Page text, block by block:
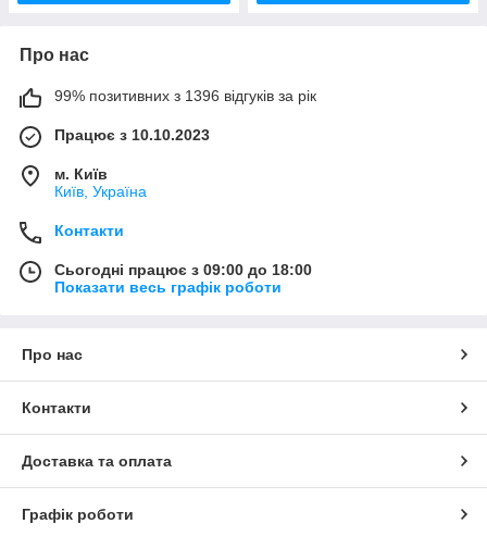
Про нас
99% позитивних з 1396 відгуків за рік
Працює з 10.10.2023
м. Київ
Київ, Україна
Контакти
Сьогодні працює з 09:00 до 18:00
Показати весь графік роботи
Про нас
Контакти
Доставка та оплата
Графік роботи